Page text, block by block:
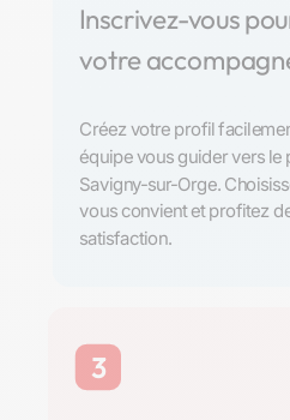
Inscrivez-vous
votre
Créez votre profil
équipe vous guider vers le
Savigny-sur-Orge.
vous convient et profitez
satisfaction.
3